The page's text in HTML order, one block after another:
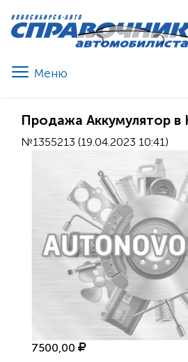
Продажа Аккумулятор в
№1355213 (19.04.2023 10:41)
7500,00